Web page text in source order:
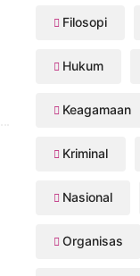
Filosopi
Hukum
Keagamaan
Kriminal
Nasional
Organisas